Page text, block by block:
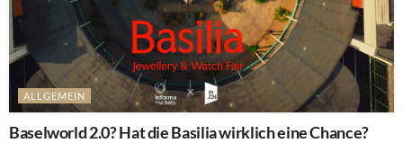
ALLGEMEIN
Baselworld 2.0? Hat die Basilia wirklich eine Chance?